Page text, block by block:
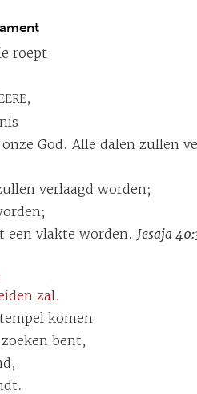
roept
,
God. Alle dalen zullen
verlaagd worden;
een vlakte worden. Jesaja
zal.
komen
bent,